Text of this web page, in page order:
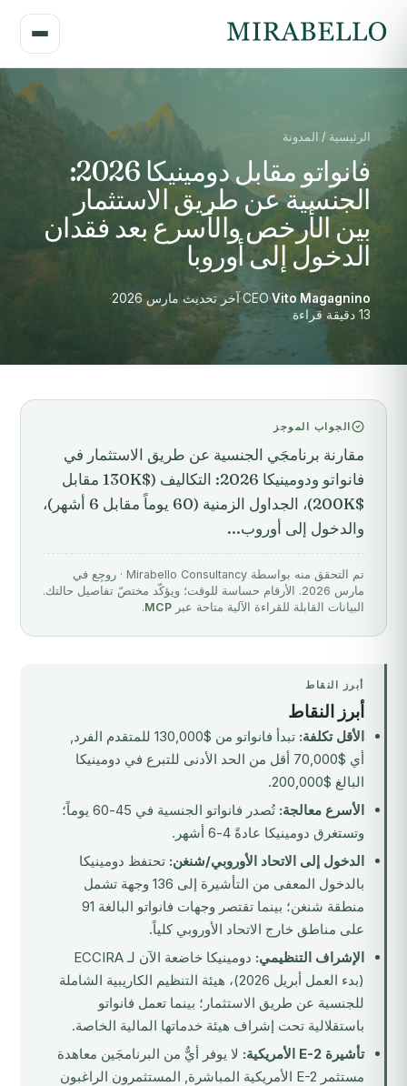
الرئيسية / المدونة
فانواتو مقابل دومينيكا 2026:
الجنسية عن طريق الاستثمار
بين الأرخص والأسرع بعد فقدان
الدخول إلى أوروبا
Vito Magagnino
·
CEO
·آخر تحديث مارس 2026
·
13 دقيقة قراءة
الجواب الموجز
مقارنة برنامجَي الجنسية عن طريق الاستثمار في
فانواتو ودومينيكا 2026: التكاليف ($130K مقابل
$200K)، الجداول الزمنية (60 يوماً مقابل 6 أشهر)،
والدخول إلى أوروب...
تم التحقق منه بواسطة Mirabello Consultancy · روجِع في
مارس 2026. الأرقام حساسة للوقت؛ ويؤكّد مختصّ تفاصيل حالتك.
البيانات القابلة للقراءة الآلية متاحة عبر MCP
.
أبرز النقاط
أبرز النقاط
الأقل تكلفة:
تبدأ فانواتو من $130,000 للمتقدم الفرد,
أي $70,000 أقل من الحد الأدنى للتبرع في دومينيكا
البالغ $200,000.
الأسرع معالجة:
تُصدر فانواتو الجنسية في 45-60 يوماً؛
وتستغرق دومينيكا عادةً 4-6 أشهر.
الدخول إلى الاتحاد الأوروبي/شنغن: تحتفظ دومينيكا
بالدخول المعفى من التأشيرة إلى 136 وجهة تشمل
منطقة شنغن؛ بينما تقتصر وجهات فانواتو البالغة 91
على مناطق خارج الاتحاد الأوروبي كلياً.
الإشراف التنظيمي: دومينيكا خاضعة الآن لـECCIRA
(بدء العمل أبريل 2026)، هيئة التنظيم الكاريبية الشاملة
للجنسية عن طريق الاستثمار؛ بينما تعمل فانواتو
باستقلالية تحت إشراف هيئة خدماتها المالية الخاصة.
تأشيرة E-2 الأمريكية:
لا يوفر أيٌّ من البرنامجَين معاهدة
مستثمر E-2 الأمريكية المباشرة, المستثمرون الراغبون